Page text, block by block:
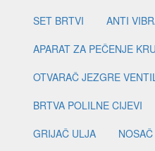
SET BRTVI
ANTI
APARAT ZA PEČENJE
OTVARAČ JEZGRE
BRTVA POLILNE CIJEVI
GRIJAČ ULJA